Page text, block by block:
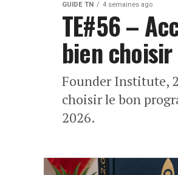
GUIDE TN 4 semaines ago
TE#56 –
bien
Founder Institute,
choisir le bon
2026.